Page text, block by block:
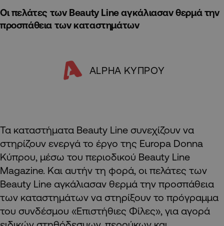
Oι πελάτες των Beauty Line αγκάλιασαν θερμά την
προσπάθεια των καταστημάτων
ALPHA ΚΥΠΡΟΥ
Τα καταστήματα Beauty Line συνεχίζουν να
στηρίζουν ενεργά το έργο της Europa Donna
Κύπρου, μέσω του περιοδικού Beauty Line
Magazine. Και αυτήν τη φορά, οι πελάτες των
Beauty Line αγκάλιασαν θερμά την προσπάθεια
των καταστημάτων να στηρίξουν το πρόγραμμα
του συνδέσμου «Επιστήθιες Φίλες», για αγορά